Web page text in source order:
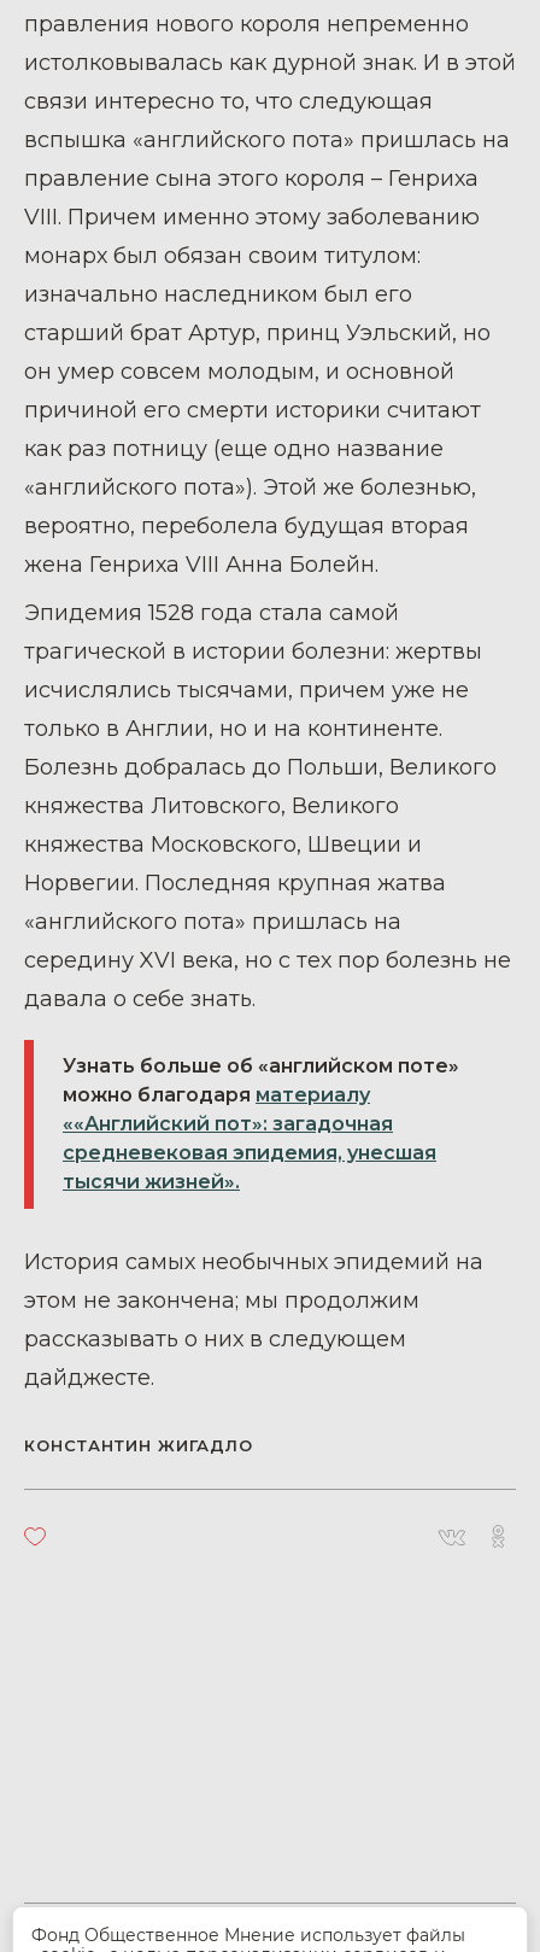
Фонд Общественное Мнение использует файлы
правления нового короля непременно
истолковывалась как дурной знак. И в этой
связи интересно то, что следующая
вспышка «английского пота» пришлась на
правление сына этого короля – Генриха
VIII. Причем именно этому заболеванию
монарх был обязан своим титулом:
изначально наследником был его
старший брат Артур, принц Уэльский, но
он умер совсем молодым, и основной
причиной его смерти историки считают
как раз потницу (еще одно название
«английского пота»). Этой же болезнью,
вероятно, переболела будущая вторая
жена Генриха VIII Анна Болейн.
Эпидемия 1528 года стала самой
трагической в истории болезни: жертвы
исчислялись тысячами, причем уже не
только в Англии, но и на континенте.
Болезнь добралась до Польши, Великого
княжества Литовского, Великого
княжества Московского, Швеции и
Норвегии. Последняя крупная жатва
«английского пота» пришлась на
середину XVI века, но с тех пор болезнь не
давала о себе знать.
Узнать больше об «английском поте»
можно благодаря материалу
««Английский пот»: загадочная
средневековая эпидемия, унесшая
тысячи жизней».
История самых необычных эпидемий на
этом не закончена; мы продолжим
рассказывать о них в следующем
дайджесте.
КОНСТАНТИН ЖИГАДЛО
© 2026 Фонд Общественное Мнение